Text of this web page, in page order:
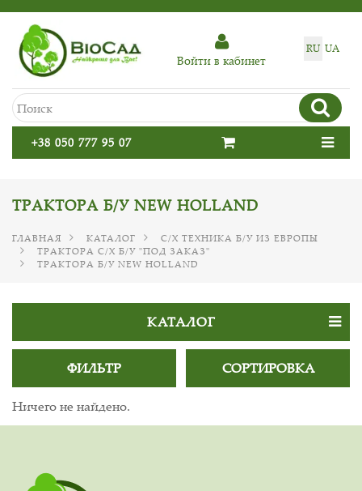
RU UA
Войти в кабинет
+38 050 777 95 07
ТРАКТОРА Б/У NEW HOLLAND
ГЛАВНАЯ КАТАЛОГ
С/Х ТЕХНИКА Б/У ИЗ ЕВРОПЫ
ТРАКТОРА С/Х Б/У "ПОД ЗАКАЗ"
ТРАКТОРА Б/У NEW HOLLAND
КАТАЛОГ
ФИЛЬТР СОРТИРОВКА
Ничего не найдено.